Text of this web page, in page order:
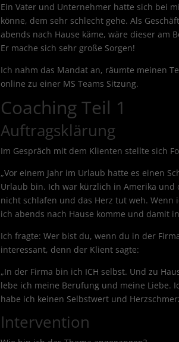
Ein Vater und Unternehmer hatte sich bei
könne, dem sehr schlecht gehe. Als
abends nach Hause käme, wäre dieser am
Er mache sich sehr große Sorgen!
Ich nahm das Mandat an, räumte meinen
online zu einer MS Teams Sitzung.
Coaching Teil 1
Auftragsklärung
Im Gespräch mit dem Klienten stellte sich
„Vor einem Jahr im Urlaub hatte es einen
Urlaub bin. Ich war kürzlich in Amerika und
nicht schlafen und das Herz tut weh. Wenn
ich abends nach Hause komme und damit
Ich fragte: Wer bist du, wenn du in der
interessant, denn der Klient sagte:
„In der Firma bin ich ICH selbst. Und zu
lebe ich meine Berufung und meine Liebe.
habe ich keinen Selbstwert und
Intervention